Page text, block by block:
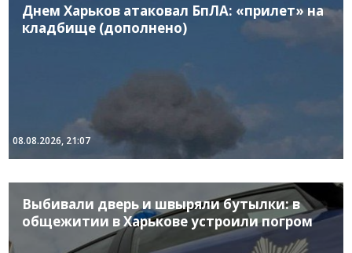
Днем Харьков атаковал БпЛА: «прилет» на
кладбище (дополнено)
08.08.2026, 21:07
Выбивали дверь и швыряли бутылки: в
общежитии в Харькове устроили погром